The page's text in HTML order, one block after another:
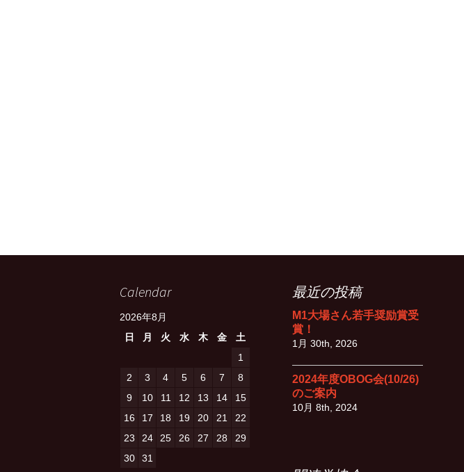
Calendar
2026年8月
日
月 火 水 木 金
土
1
2
3 4 5 6 7
8
9
10 11 12 13 14
15
16
17 18 19 20 21
22
23
24 25 26 27 28
29
30
31
最近の投稿
M1大場さん若手奨励賞受
賞！
1月 30th, 2026
2024年度OBOG会(10/26)
のご案内
10月 8th, 2024